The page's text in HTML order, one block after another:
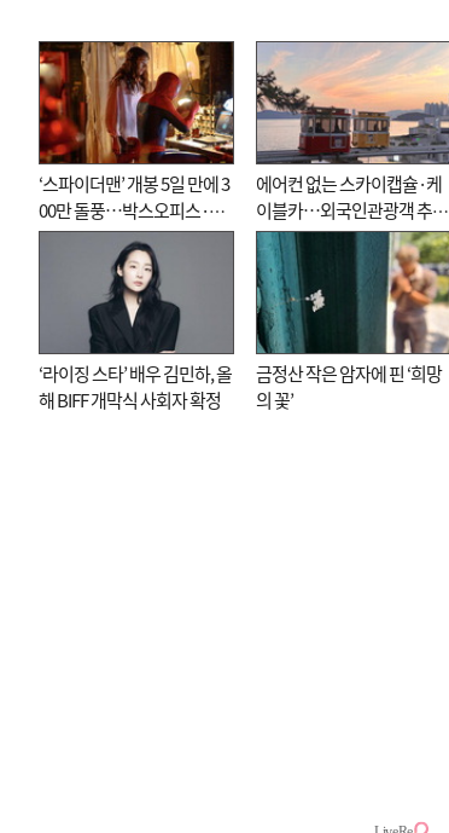
‘스파이더맨’ 개봉 5일 만에 3
00만 돌풍…박스오피스·예
매율 동시 1위
에어컨 없는 스카이캡슐·케
이블카…외국인관광객 추억
대신 고역 될라
‘라이징 스타’ 배우 김민하, 올
해 BIFF 개막식 사회자 확정
금정산 작은 암자에 핀 ‘희망
의 꽃’